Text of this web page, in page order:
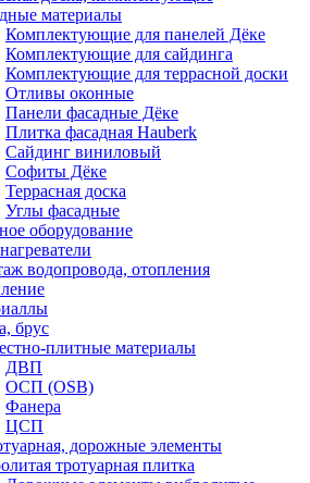
материалы
Комплектующие для панелей Дёке
Комплектующие для сайдинга
Комплектующие для террасной доски
Отливы оконные
Панели фасадные Дёке
Плитка фасадная Hauberk
Сайдинг виниловый
Софиты Дёке
Террасная доска
Углы фасадные
оборудование
водопровода, отопления
брус
плитные материалы
ДВП
ОСП (OSB)
Фанера
ЦСП
дорожные элементы
тротуарная плитка